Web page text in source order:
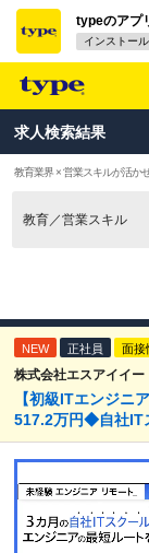
typeのアプ
インストール
求人検索結果
教育業界 × 営業スキルが活か
教育／営業スキル
NEW 正社員 面接
株式会社エスアイイ
【初級ITエンジ
517.2万円◆自社IT